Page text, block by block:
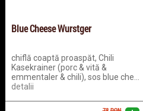
Blue Cheese Wurstger
chiflă coaptă proaspăt, Chili
Kasekrainer (porc & vită &
emmentaler & chili), sos blue che...
detalii